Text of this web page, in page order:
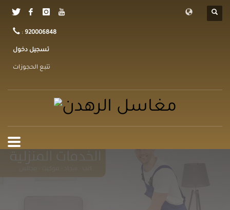
: 920006848
تسجيل دخول
تتبع الحجوزات